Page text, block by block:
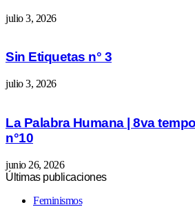
julio 3, 2026
Sin Etiquetas n° 3
julio 3, 2026
La Palabra Humana | 8va
n°10
junio 26, 2026
Últimas publicaciones
Feminismos